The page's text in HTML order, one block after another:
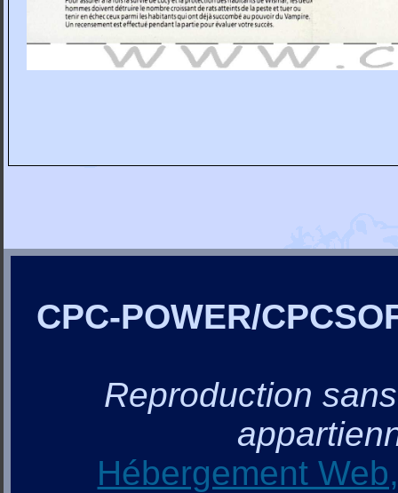
CPC-POWER/
Reproduction
Hébergement